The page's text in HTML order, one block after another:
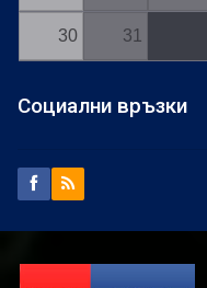
30 31
Социални връзки